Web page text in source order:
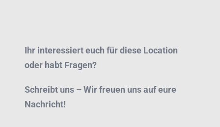
Ihr interessiert euch für diese Location
oder habt Fragen?
Schreibt uns – Wir freuen uns auf eure
Nachricht!